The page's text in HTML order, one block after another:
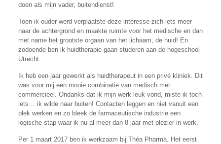
doen als mijn vader, buitendienst!
Toen ik ouder werd verplaatste deze interesse zich iets meer
naar de achtergrond en maakte ruimte voor het medische en dan
met name het grootste orgaan van het lichaam, de huid! En
zodoende ben ik huidtherapie gaan studeren aan de hogeschool
Utrecht.
Ik heb een jaar gewerkt als huidtherapeut in een privé kliniek. Dit
was voor mij een mooie combinatie van medisch met
commercieel. Ondanks dat ik mijn werk leuk vond, miste ik toch
iets… ik wilde naar buiten! Contacten leggen en niet vanuit een
plek werken en zo bleek de farmaceutische industrie een
logische stap waar ik nu al meer dan 8 jaar met plezier in werk.
Per 1 maart 2017 ben ik werkzaam bij Théa Pharma. Het eerst